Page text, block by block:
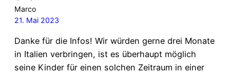
Marco
21. Mai 2023
Danke für die Infos! Wir würden gerne drei Monate
in Italien verbringen, ist es überhaupt möglich
seine Kinder für einen solchen Zeitraum in einer